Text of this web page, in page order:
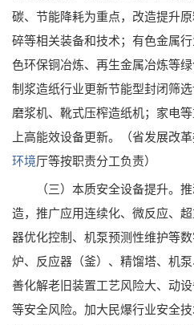
碳、节能降耗为重点，改造提升
碎等相关装备和技术；有色金属
色环保铜冶炼、再生金属冶炼等
制浆造纸行业更新节能型封闭筛
磨浆机、靴式压榨造纸机；家电
上高能效设备更新。（省发展改
环境厅等按职责分工负责）
（三）本质安全设备提升。推
造，推广应用连续化、微反应、
器优化控制、机泵预测性维护等
炉、反应器（釜）、精馏塔、机
善化解老旧装置工艺风险大、动
等安全风险。加大民爆行业安全